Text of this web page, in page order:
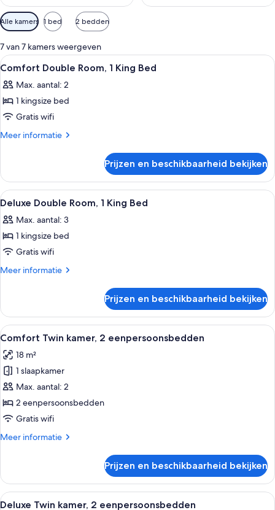
Beschikbare
filters
voor
kamers
Alle kamers 1 bed 2 bedden
7 van 7 kamers weergeven
Alle
foto's
voor
Comfort
Double
Room,
Bed
laden
Een kluis op de kamer, een bureau,
7
Comfort Double Room, 1 King Bed
Max. aantal: 2
1 kingsize bed
Gratis wifi
Meer informatie
Meer
Double
Room,
1
Bed
Prijzen en beschikbaarheid bekijken
Alle
foto's
voor
Deluxe
Double
Room,
Bed
laden
Een hotelkamer met een groot bed,
6
Deluxe Double Room, 1 King Bed
Max. aantal: 3
1 kingsize bed
Gratis wifi
Meer informatie
Meer
Double
Room,
1
Bed
Prijzen en beschikbaarheid bekijken
Alle
foto's
voor
Comfort
Twin
kamer,
2
laden
Een hotelkamer met twee bedden,
5
Comfort Twin kamer, 2 eenpersoonsbedden
18 m²
1 slaapkamer
Max. aantal: 2
2 eenpersoonsbedden
Gratis wifi
Meer informatie
Meer
Twin
kamer,
2
Prijzen en beschikbaarheid bekijken
Alle
Een hotelkamer met twee bedden,
6
Deluxe Twin kamer, 2 eenpersoonsbedden